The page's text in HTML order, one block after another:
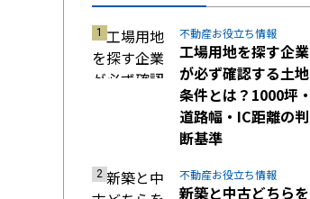
不動産お役立ち情報
工場用地を探す企業
が必ず確認する土地
条件とは？1000坪・
道路幅・IC距離の判
断基準
不動産お役立ち情報
新築と中古どちらを